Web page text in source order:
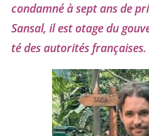
condam­né à sept ans de
Sansal, il est otage du
té des auto­ri­tés françaises.